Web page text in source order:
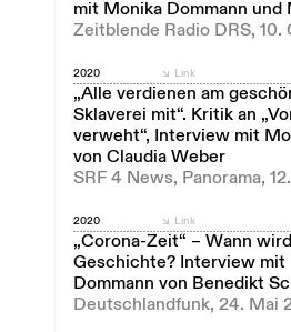
mit Monika Dommann und
Zeitblende Radio DRS, 10.
2020
„Alle verdienen am
Sklaverei mit“. Kritik an
verweht“, Interview mit
von Claudia Weber
SRF 4 News, Panorama,
Link
2020
„Corona-Zeit“ – Wann
Geschichte? Interview mit
Dommann von Benedikt
Deutschlandfunk, 24. Mai
Link